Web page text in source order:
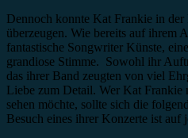
Dennoch konnte Kat Frankie in
überzeugen. Wie bereits auf ihrem
fantastische Songwriter Künste,
grandiose Stimme. Sowohl ihr
das ihrer Band zeugten von viel
Liebe zum Detail. Wer Kat Frankie
sehen möchte, sollte sich die
Besuch eines ihrer Konzerte ist auf